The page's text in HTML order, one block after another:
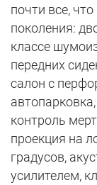
почти все,
поколения:
классе
передних
салон с
контроль
проекция на
градусов,
усилителем,